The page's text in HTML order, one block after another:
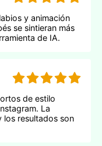
y animación
se sintieran más
de IA.
de estilo
La
los resultados son